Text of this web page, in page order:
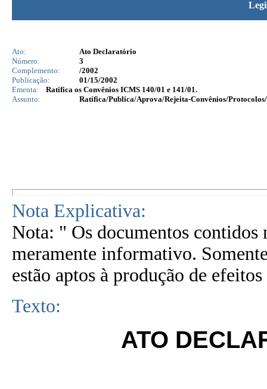
Ato:
Ato Declaratório
Número:
3
Complemento:
/2002
Publicação:
01/15/2002
Ementa:
Ratifica os Convênios ICMS 140/01 e 141/01.
Assunto:
Ratifica/Publica/Aprova/Rejeita-Convênios/
Nota Explicativa:
Nota: " Os documentos contidos
meramente informativo.
estão aptos à produção de
Texto:
ATO